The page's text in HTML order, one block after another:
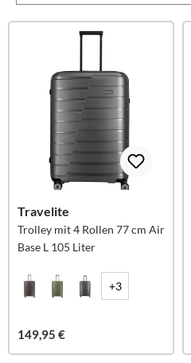
Travelite
Trolley mit 4 Rollen 77 cm Air
Base L 105 Liter
+3
149,95 €